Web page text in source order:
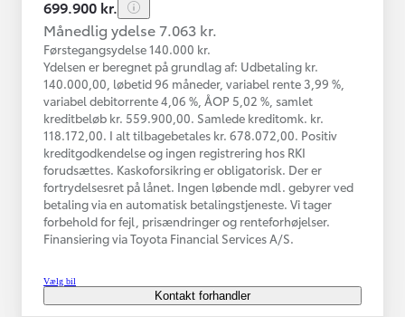
699.900 kr.
Månedlig ydelse 7.063 kr.
Førstegangsydelse 140.000 kr.
Ydelsen er beregnet på grundlag af: Udbetaling kr.
140.000,00, løbetid 96 måneder, variabel rente 3,99 %,
variabel debitorrente 4,06 %, ÅOP 5,02 %, samlet
kreditbeløb kr. 559.900,00. Samlede kreditomk. kr.
118.172,00. I alt tilbagebetales kr. 678.072,00. Positiv
kreditgodkendelse og ingen registrering hos RKI
forudsættes. Kaskoforsikring er obligatorisk. Der er
fortrydelsesret på lånet. Ingen løbende mdl. gebyrer ved
betaling via en automatisk betalingstjeneste. Vi tager
forbehold for fejl, prisændringer og renteforhøjelser.
Finansiering via Toyota Financial Services A/S.
Vælg bil
Kontakt forhandler